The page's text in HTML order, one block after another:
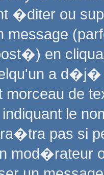
�diter ou
message
en
a
morceau de
indiquant le
pas si
mod�rateur